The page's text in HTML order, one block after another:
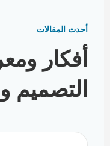
أحدث المقالات
أفكار
التصميم